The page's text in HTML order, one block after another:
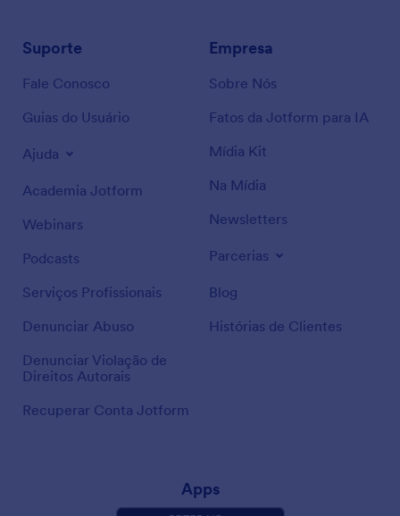
Suporte
Fale Conosco
Guias do Usuário
Ajuda
Academia Jotform
Webinars
Podcasts
Serviços Profissionais
Denunciar Abuso
Denunciar Violação de
Direitos Autorais
Recuperar Conta Jotform
Empresa
Sobre Nós
Fatos da Jotform para IA
Mídia Kit
Na Mídia
Newsletters
Parcerias
Blog
Histórias de Clientes
Apps